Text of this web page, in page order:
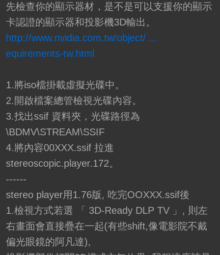
先檢查你的顯示器材，是不是可以支援你的顯示
卡認證的顯示器和投影機3D輸出。
http://www.nvidia.com.tw/object/ ...
equirements-tw.html
1.將iso檔掛載虛擬光碟中。
2.開啟檔案總管檢視光碟內容。
3.找出ssif 資料夾，光碟路徑為
\BDMV\STREAM\SSIF
4.將內容00XXX.ssif 拉進
stereoscopic.player.172。
------
stereo player用1.76版, 吃完OOXXX.ssif後
1.檢視方式若選 「 3D-Ready DLP TV 」, 則左
右畫面會直接疊在一起(有些shift,像電影院不戴
偏光眼鏡的阿凡達),